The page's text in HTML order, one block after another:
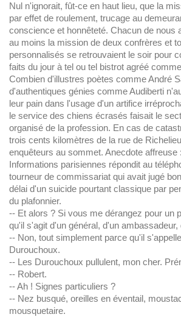
Nul n'ignorait, fût-ce en haut lieu, que la
par effet de roulement, trucage au
conscience et honnêteté. Chacun de nous
au moins la mission de deux confrères et
personnalisés se retrouvaient le soir pour
faits du jour à tel ou tel bistrot agréé
Combien d'illustres poètes comme André
d'authentiques génies comme Audiberti
leur pain dans l'usage d'un artifice
le service des chiens écrasés faisait le
organisé de la profession. En cas de
trois cents kilomètres de la rue de
enquêteurs au sommet. Anecdote affreuse
Informations parisiennes répondit au
tourneur de commissariat qui avait jugé
délai d'un suicide pourtant classique par
du plafonnier.
-- Et alors ? Si vous me dérangez pour un
qu'il s'agit d'un général, d'un
-- Non, tout simplement parce qu'il
Durouchoux.
-- Les Durouchoux pullulent, mon cher.
-- Robert.
-- Ah ! Signes particuliers ?
-- Nez busqué, oreilles en éventail,
mousquetaire.